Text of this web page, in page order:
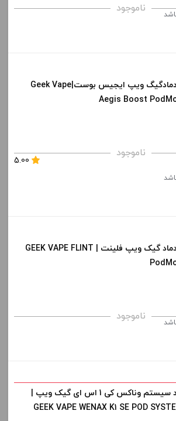
خرید و نمایش قیمت ، گزینه های محصول را
افزودن به سبد خرید
ناموجود
در انبار موجود نیست و در دسترس نمی باشد.
پادمادگیگ ویپ ایجیس بوست|Geek Vape
Aegis Boost
ناموجود
5.00
در انبار موجود نیست و در دسترس نمی باشد.
پادماد گیک ویپ فلینت | GEEK VAPE FLINT
ناموجود
در انبار موجود نیست و در دسترس نمی باشد.
پاد سیستم وناکس کی 1 اس ای گیک ویپ |
GEEK VAPE WENAX K1 SE POD